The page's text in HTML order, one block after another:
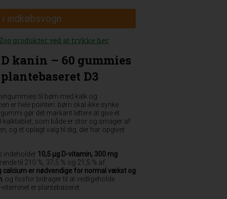
indkøbsvogn
produkter ved at trykke her
kanin – 60 gummies
D3
til børn med kalk og
er hele pointen: børn skal ikke synke
gør det markant lettere at give et
kalktablet, som både er stor og smager af
og et oplagt valg til dig, der har opgivet
indeholder 10,5 µg D-vitamin, 300 mg
til 210 %, 37,5 % og 21,5 % af
calcium er nødvendige for normal vækst og
, og fosfor bidrager til at vedligeholde
er plantebaseret.